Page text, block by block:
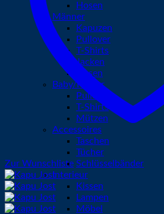
Hosen
Männer
Kapuzen
Pullover
T-Shirts
Jacken
Hosen
Baby/Kinder
Pullover
T-Shirts
Mützen
Accessoires
Taschen
Tücher
Schlüsselbänder
Interieur
Kissen
Lampen
Möbel
Zur Wunschliste